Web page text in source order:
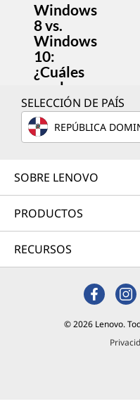
Windows
8 vs.
Windows
10:
¿Cuáles
son las
diferenci
as?
Al
r
Windows
8 vs
10,
muchas
pregunta
s deben
formulars
e. ¿Estás
SELECCIÓN DE PAÍS
REPÚBLICA
SOBRE LENOVO
PRODUCTOS
RECURSOS
© 2026 Lenovo.